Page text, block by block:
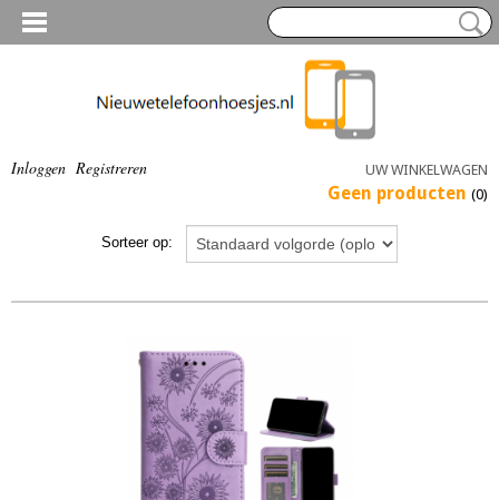
Inloggen Registreren UW WINKELWAGEN
Geen producten (0)
Sorteer op: